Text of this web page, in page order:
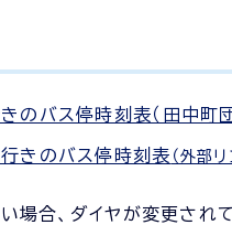
のバス停時刻表（田中町
きのバス停時刻表 （外部リ
場合、ダイヤが変更さ